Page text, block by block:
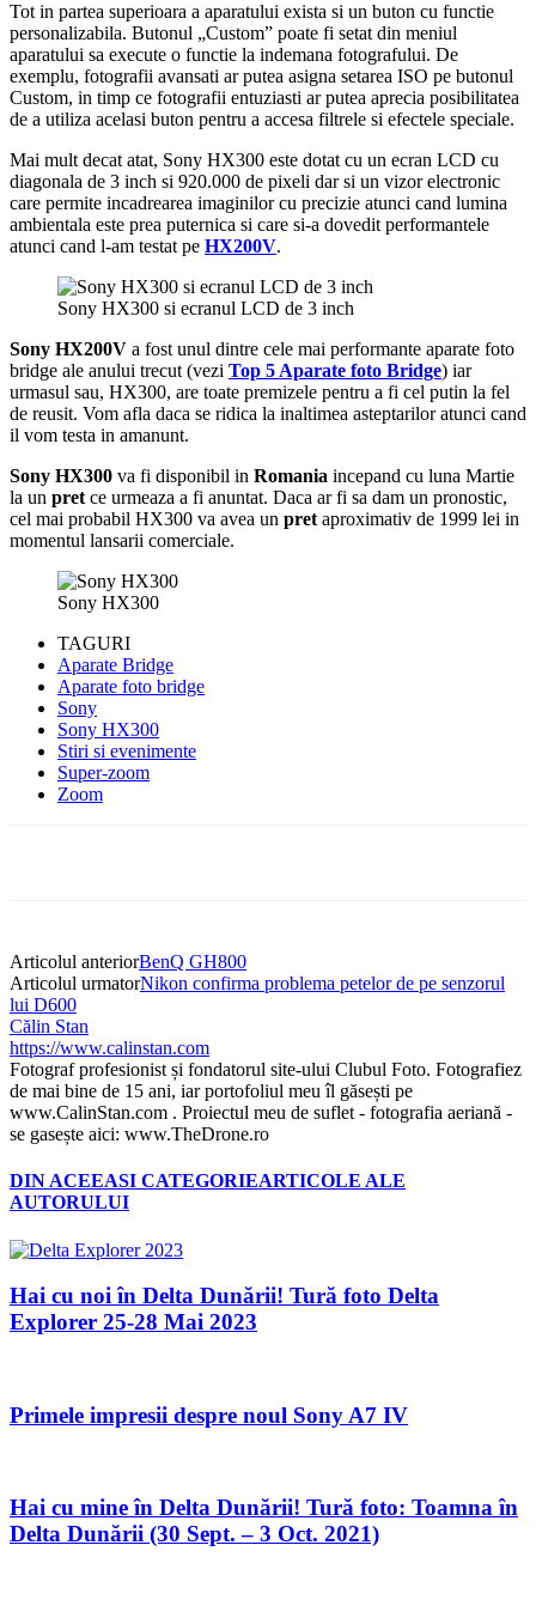
Tot in partea superioara a aparatului exista si un buton cu functie
personalizabila. Butonul „Custom” poate fi setat din meniul
aparatului sa execute o functie la indemana fotografului. De
exemplu, fotografii avansati ar putea asigna setarea ISO pe butonul
Custom, in timp ce fotografii entuziasti ar putea aprecia posibilitatea
de a utiliza acelasi buton pentru a accesa filtrele si efectele speciale.
Mai mult decat atat, Sony HX300 este dotat cu un ecran LCD cu
diagonala de 3 inch si 920.000 de pixeli dar si un vizor electronic
care permite incadrearea imaginilor cu precizie atunci cand lumina
ambientala este prea puternica si care si-a dovedit performantele
atunci cand l-am testat pe HX200V.
Sony HX300 si ecranul LCD de 3 inch
Sony HX200V a fost unul dintre cele mai performante aparate foto
bridge ale anului trecut (vezi Top 5 Aparate foto Bridge) iar
urmasul sau, HX300, are toate premizele pentru a fi cel putin la fel
de reusit. Vom afla daca se ridica la inaltimea asteptarilor atunci cand
il vom testa in amanunt.
Sony HX300 va fi disponibil in Romania incepand cu luna Martie
la un pret ce urmeaza a fi anuntat. Daca ar fi sa dam un pronostic,
cel mai probabil HX300 va avea un pret aproximativ de 1999 lei in
momentul lansarii comerciale.
Sony HX300
TAGURI
Aparate Bridge
Aparate foto bridge
Sony
Sony HX300
Stiri si evenimente
Super-zoom
Zoom
Articolul anteriorBenQ GH800
Articolul urmatorNikon confirma problema petelor de pe senzorul
lui D600
Călin Stan
https://www.calinstan.com
Fotograf profesionist și fondatorul site-ului Clubul Foto. Fotografiez
de mai bine de 15 ani, iar portofoliul meu îl găsești pe
www.CalinStan.com . Proiectul meu de suflet - fotografia aeriană -
se gasește aici: www.TheDrone.ro
DIN ACEEASI CATEGORIEARTICOLE ALE
AUTORULUI
Hai cu noi în Delta Dunării! Tură foto Delta
Explorer 25-28 Mai 2023
Primele impresii despre noul Sony A7 IV
Hai cu mine în Delta Dunării! Tură foto: Toamna în
Delta Dunării (30 Sept. – 3 Oct. 2021)